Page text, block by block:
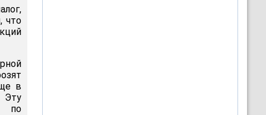
что
в
Эту
по